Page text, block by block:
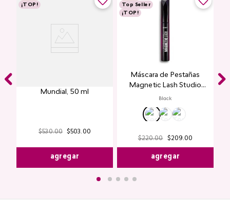
¡TOP!
Mundial​, 50 ml
$530.00 $503.00
agregar
Top Seller
¡TOP!
Máscara de Pestañas
Magnetic Lash Studio
Look
Black
$220.00 $209.00
agregar